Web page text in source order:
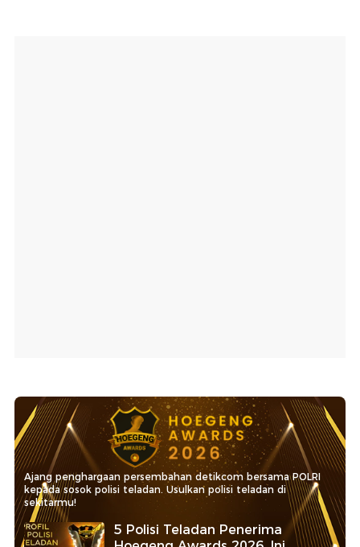
Ajang penghargaan persembahan detikcom bersama POLRI
kepada sosok polisi teladan. Usulkan polisi teladan di
sekitarmu!
5 Polisi Teladan Penerima